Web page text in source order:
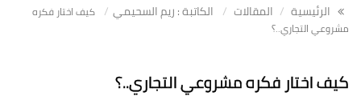
الرئيسية المقالات الكاتبة : ريم السحيمي
كيف اختار فكره
مشروعي التجاري..؟
كيف اختار فكره مشروعي التجاري..؟